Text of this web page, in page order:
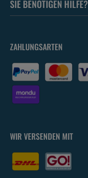
SIE BENÖTIGEN HILFE?
ZAHLUNGSARTEN
WIR VERSENDEN MIT